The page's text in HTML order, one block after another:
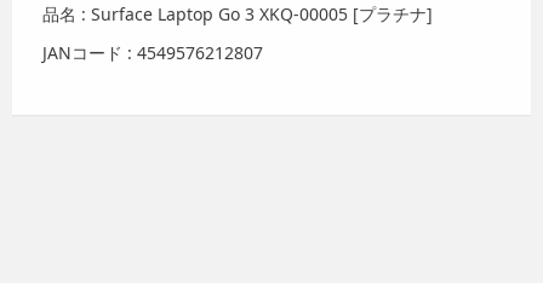
品名 : Surface Laptop Go 3 XKQ-00005 [プラチナ]
JANコード : 4549576212807